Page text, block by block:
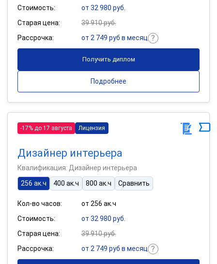
Стоимость:
от 32 980 руб.
Старая цена:
39 910 руб.
Рассрочка:
от 2 749 руб в месяц
Получить диплом
Подробнее
-17% до 17 августа Лицензия
Дизайнер интерьера
Квалификация: Дизайнер интерьера
256 ак.ч
400 ак.ч 800 ак.ч Сравнить
Кол-во часов:
от 256 ак.ч
Стоимость:
от 32 980 руб.
Старая цена:
39 910 руб.
Рассрочка:
от 2 749 руб в месяц